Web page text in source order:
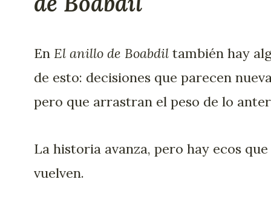
En El anillo de Boabdil también hay
de esto: decisiones que parecen
pero que arrastran el peso de lo
La historia avanza, pero hay ecos que
vuelven.